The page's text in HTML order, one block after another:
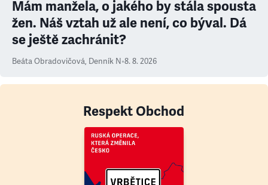
Mám manžela, o jakého by stála spousta
žen. Náš vztah už ale není, co býval. Dá
se ještě zachránit?
Beáta Obradovičová, Denník N•8. 8. 2026
Respekt Obchod